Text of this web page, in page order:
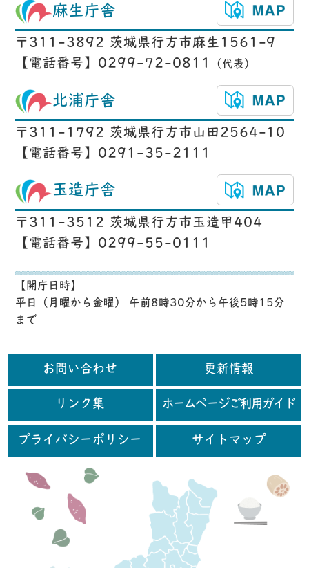
麻生庁舎
〒311-3892 茨城県行方市麻生1561-9
【電話番号】0299-72-0811
（代表）
北浦庁舎
〒311-1792 茨城県行方市山田2564-10
【電話番号】0291-35-2111
玉造庁舎
〒311-3512 茨城県行方市玉造甲404
【電話番号】0299-55-0111
【開庁日時】
平日（月曜から金曜） 午前8時30分から午後5時15分
まで
お問い合わせ 更新情報
リンク集 ホームページご利用ガイド
プライバシーポリシー サイトマップ